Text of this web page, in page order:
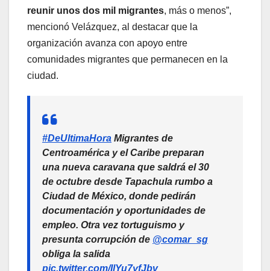
reunir unos dos mil migrantes, más o menos”,
mencionó Velázquez, al destacar que la
organización avanza con apoyo entre
comunidades migrantes que permanecen en la
ciudad.
#DeUltimaHora Migrantes de
Centroamérica y el Caribe preparan
una nueva caravana que saldrá el 30
de octubre desde Tapachula rumbo a
Ciudad de México, donde pedirán
documentación y oportunidades de
empleo. Otra vez tortuguismo y
presunta corrupción de @comar_sg
obliga la salida
pic.twitter.com/IlYu7yfJbv